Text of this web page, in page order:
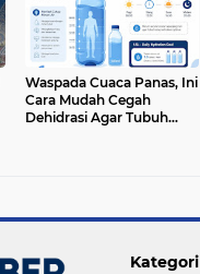
Waspada Cuaca Panas, Ini
Cara Mudah Cegah
Dehidrasi Agar Tubuh
Kategori